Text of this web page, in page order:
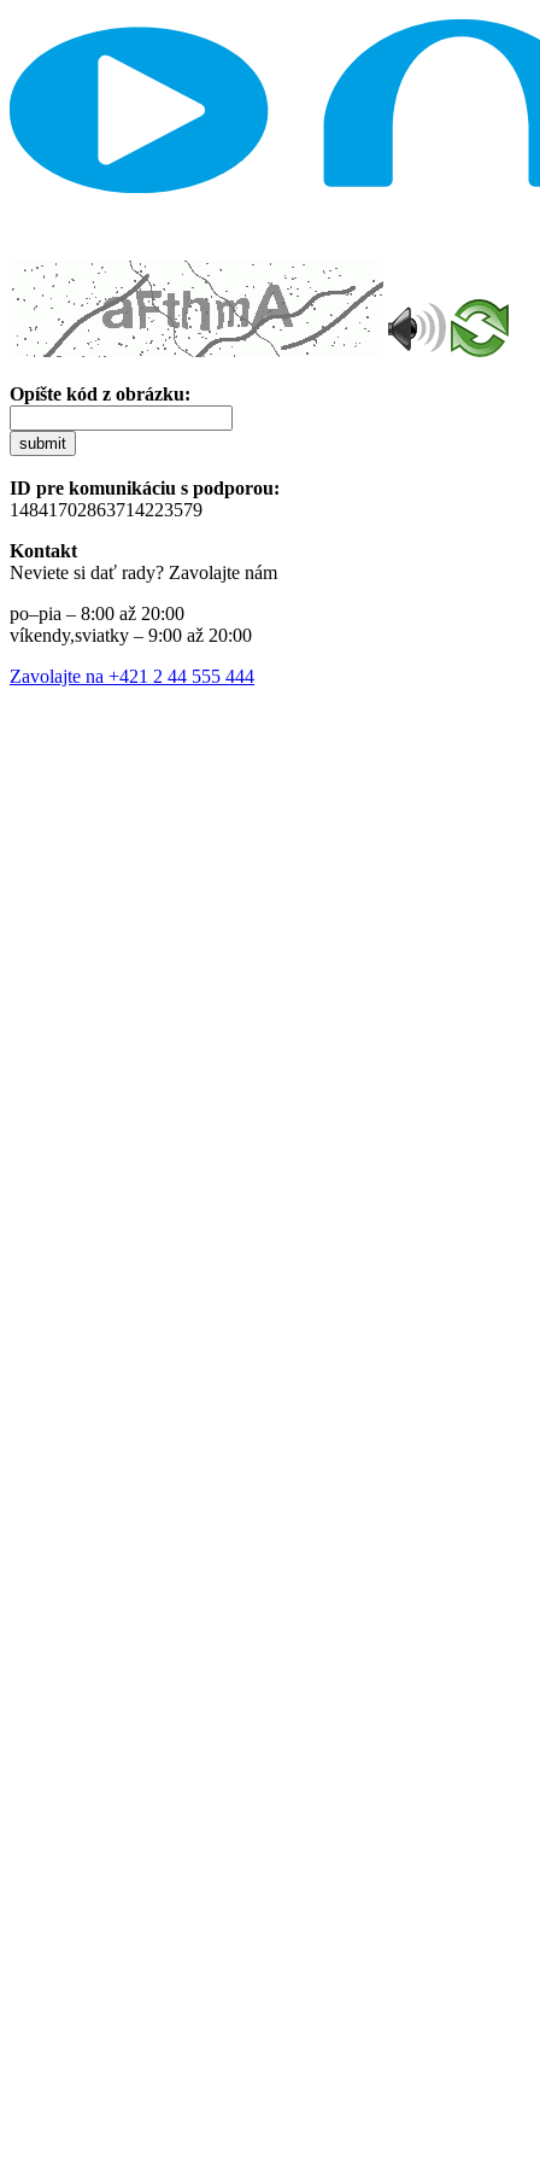
Opíšte kód z obrázku:
submit
ID pre komunikáciu s podporou:
14841702863714223579
Kontakt
Neviete si dať rady? Zavolajte nám
po–pia – 8:00 až 20:00
víkendy,sviatky – 9:00 až 20:00
Zavolajte na +421 2 44 555 444